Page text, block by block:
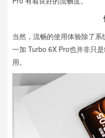
当然，流畅的使用体验除了
一加 Turbo 6X Pro也并非只
用。